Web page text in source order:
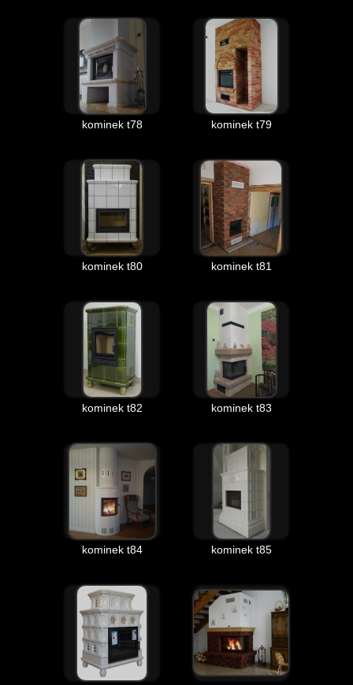
kominek t78 kominek t79
kominek t80 kominek t81
kominek t82 kominek t83
kominek t84 kominek t85